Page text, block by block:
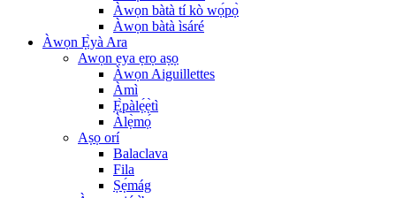
Àwọn bàtà tí kò wọ́pọ̀
Àwọn bàtà ìsáré
Àwọn Ẹ̀yà Ara
Awọn ẹya ẹrọ aṣọ
Àwọn Aiguillettes
Àmì
Ẹ̀pàlẹ́ẹ̀tì
Àlẹ̀mọ́
Aṣọ orí
Balaclava
Fila
Ṣẹ́mág